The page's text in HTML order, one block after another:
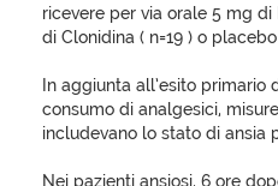
ricevere per via orale 5 mg di
di Clonidina ( n=19 ) o placebo
In aggiunta all’esito
consumo di analgesici,
includevano lo stato di ansia
Nei pazienti ansiosi, 6 ore